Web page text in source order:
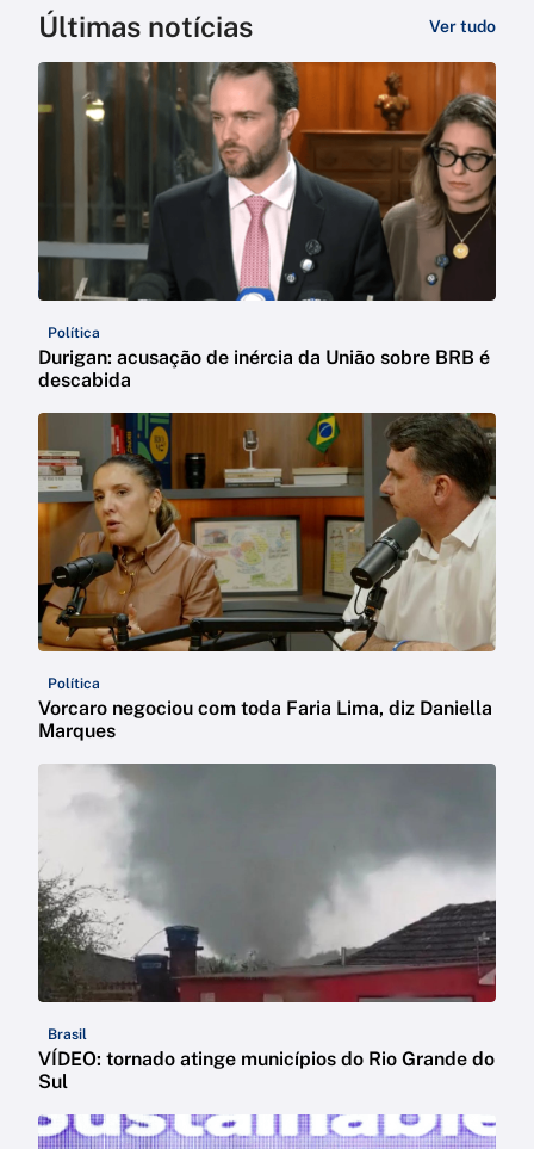
Últimas notícias Ver tudo
Política
Durigan: acusação de inércia da União sobre BRB é
descabida
Política
Vorcaro negociou com toda Faria Lima, diz Daniella
Marques
Brasil
VÍDEO: tornado atinge municípios do Rio Grande do
Sul